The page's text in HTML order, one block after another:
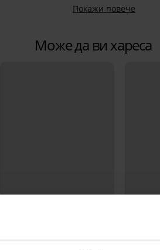
Покажи повече
Може да ви хареса
5